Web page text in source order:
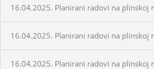
16.04.2025. Planirani radovi na plinskoj
16.04.2025. Planirani radovi na plinskoj
16.04.2025. Planirani radovi na plinskoj